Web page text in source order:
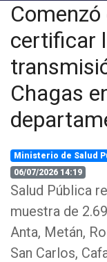
certificar
Chagas
Ministerio de Salud
06/07/2026 14:19
Salud Pública
muestra de
Anta, Metán,
San Carlos,